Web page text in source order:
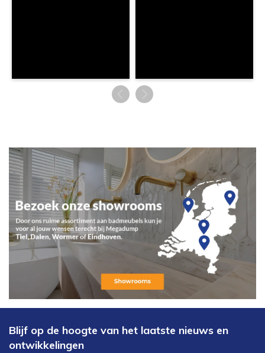
Blijf op de hoogte van het laatste nieuws en
ontwikkelingen